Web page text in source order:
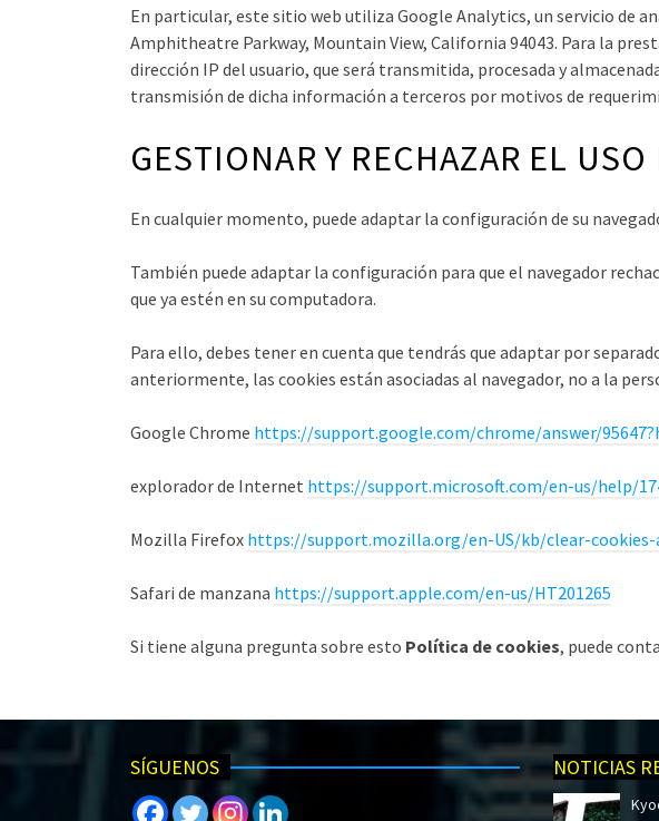
En particular, este sitio web utiliza Google Analytics, un servicio de
Amphitheatre Parkway, Mountain View, California 94043. Para la
dirección IP del usuario, que será transmitida, procesada y
transmisión de dicha información a terceros por motivos de
GESTIONAR Y RECHAZAR EL
En cualquier momento, puede adaptar la configuración de su
También puede adaptar la configuración para que el navegador
que ya estén en su computadora.
Para ello, debes tener en cuenta que tendrás que adaptar por
anteriormente, las cookies están asociadas al navegador, no a la
Google Chrome https://support.google.com/chrome/answer/
explorador de Internet https://support.microsoft.com/en-us/help/
Mozilla Firefox https://support.mozilla.org/en-US/kb/clear-
Safari de manzana https://support.apple.com/en-us/HT201265
Si tiene alguna pregunta sobre esto Política de cookies, puede
SÍGUENOS NOTICIAS